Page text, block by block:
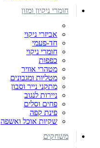
חומרי ניקיון ומזון
אביזרי ניקוי
חד-פעמי
חומרי ניקוי
כפפות
מטהרי אוויר
מטליות ומגבונים
מתקני נייר וסבון
ניירות לנגוב
פחים וסלים
פינת קפה
שקיות אוכל ואשפה
משחקים